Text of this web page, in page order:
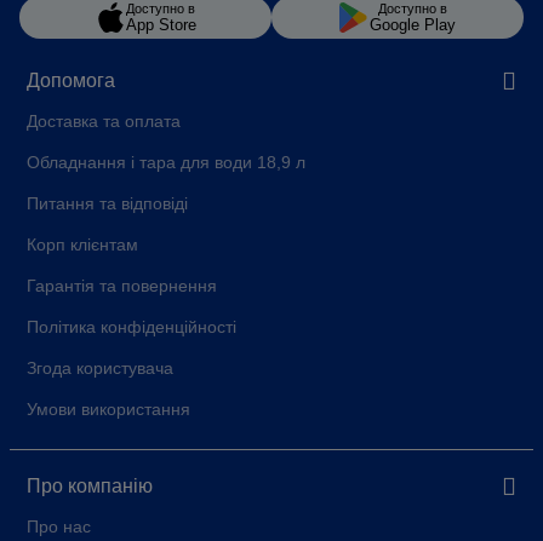
Допомога
Доставка та оплата
Обладнання і тара для води 18,9 л
Питання та відповіді
Корп клієнтам
Гарантія та повернення
Політика конфіденційності
Згода користувача
Умови використання
Про компанію
Про нас
Доступно в
App Store
Доступно в
Google Play